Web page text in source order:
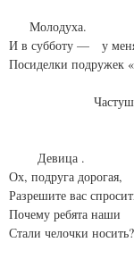
Молодуха.
И в субботу — у
Посиделки подружек
Частушки на
Девица .
Ох, подруга дорогая,
Разрешите вас
Почему ребята наши
Стали челочки носить?